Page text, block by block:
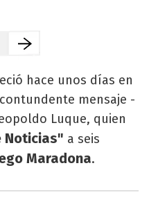
hace unos días en
mensaje -
Luque, quien
Noticias" a seis
Maradona.